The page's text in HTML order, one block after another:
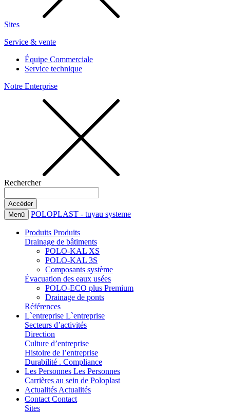
Sites
Service & vente
Équipe Commerciale
Service technique
Notre Enterprise
Rechercher
Menü POLOPLAST - tuyau systeme
Produits Produits
Drainage de bâtiments
POLO-KAL XS
POLO-KAL 3S
Composants système
Évacuation des eaux usées
POLO-ECO plus Premium
Drainage de ponts
Références
L`entreprise L`entreprise
Secteurs d’activités
Direction
Culture d’entreprise
Histoire de l’entreprise
Durabilité . Compliance
Les Personnes Les Personnes
Carrières au sein de Poloplast
Actualités Actualités
Contact Contact
Sites